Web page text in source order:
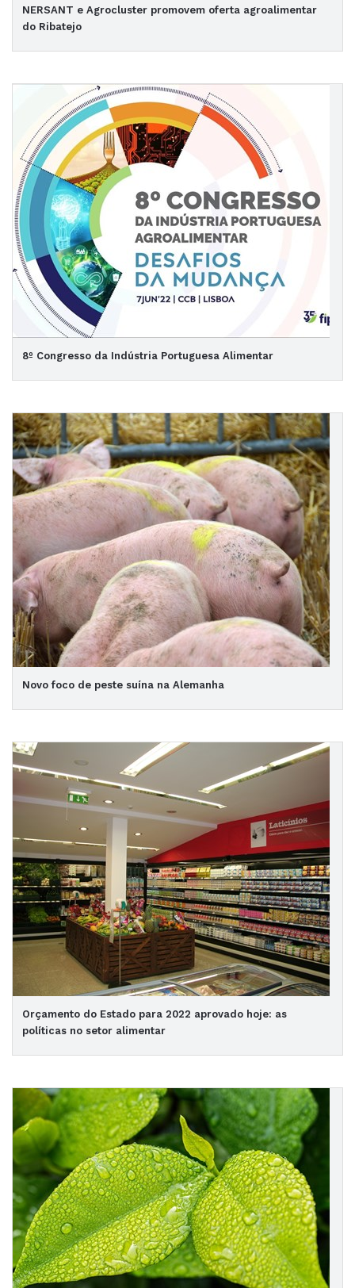
NERSANT e Agrocluster promovem oferta agroalimentar
do Ribatejo
8º Congresso da Indústria Portuguesa Alimentar
Novo foco de peste suína na Alemanha
Orçamento do Estado para 2022 aprovado hoje: as
políticas no setor alimentar